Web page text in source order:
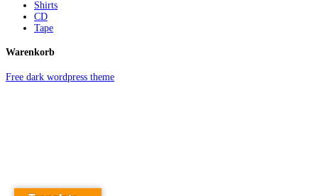
Shirts
CD
Tape
Warenkorb
Free dark wordpress theme